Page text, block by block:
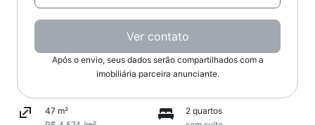
Ver contato
Após o envio, seus dados serão compartilhados com a
imobiliária parceira anunciante.
47 m²
2 quartos